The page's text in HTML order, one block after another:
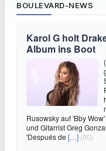
BOULEVARD-NEWS
Karol G holt
Album ins Boot
Rusowsky auf 'Bby
und Gitarrist Greg
'Después de […] (00)